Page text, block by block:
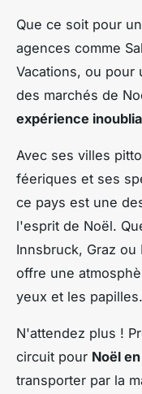
Que ce soit pour un
agences comme
Vacations, ou pour
des marchés de
expérience
Avec ses villes
féeriques et ses
ce pays est une
l'esprit de Noël.
Innsbruck, Graz
offre une
yeux et les papilles.
N'attendez plus !
circuit pour Noël
transporter par la